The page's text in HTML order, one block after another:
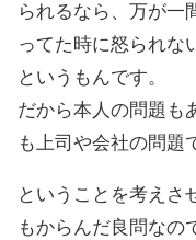
られるなら、万が一
ってた時に怒られな
というもんです。
だから本人の問題も
も上司や会社の問題
ということを考えさ
もからんだ良問なの